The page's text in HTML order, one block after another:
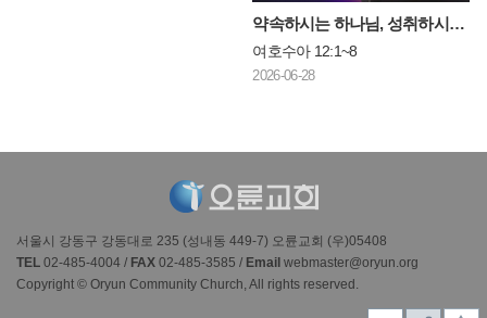
약속하시는 하나님, 성취하시는 하나님
여호수아 12:1~8
2026-06-28
서울시 강동구 강동대로 235 (성내동 449-7) 오륜교회 (우)05408
TEL 02-485-4004 / FAX 02-485-3585 / Email webmaster@oryun.org
Copyright © Oryun Community Church, All rights reserved.